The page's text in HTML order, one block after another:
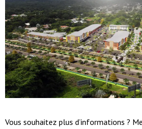
Vous souhaitez plus d’informations ?